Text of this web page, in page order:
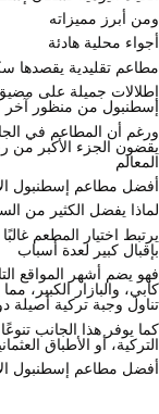
ومن أبرز مميزاته
أجواء محلية هادئة
مطاعم تقليدية يقصدها
إطلالات جميلة على
إسطنبول من منظور آخر
ورغم أن المطاعم في
يقضون الجزء الأكبر من
المعالم
أفضل مطاعم إسطنبول
لماذا يفضل الكثير من
يرتبط اختيار المطعم
بإقبال كبير لعدة أسباب
فهو يضم أشهر المواقع
كابي، والبازار الكبير،
تناول وجبة تركية أصيلة
كما يوفر هذا الجانب
التركية، أو الأطباق
أفضل مطاعم إسطنبول